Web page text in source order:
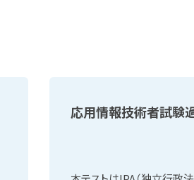
応用情報技術者試験